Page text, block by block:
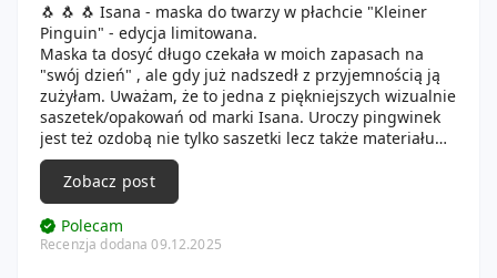
🐧 🐧 🐧 Isana - maska do twarzy w płachcie "Kleiner
Pinguin" - edycja limitowana.
Maska ta dosyć długo czekała w moich zapasach na
"swój dzień" , ale gdy już nadszedł z przyjemnością ją
zużyłam. Uważam, że to jedna z piękniejszych wizualnie
saszetek/opakowań od marki Isana. Uroczy pingwinek
jest też ozdobą nie tylko saszetki lecz także materiału
tkaniny nakładanej na twarz. Szkoda aż wyrzucać do
kosza, ale z pewnością i tak pozostanie na długo w
mojej pamięci. Formuła maski zawiera kolagen oraz
ekstrakt z wanilii i ma zapewnić skórze młodzieńczy,
świeży oraz promienny wygląd. Dla lepszych efektów do
Zobacz post
Polecam
Recenzja dodana 09.12.2025